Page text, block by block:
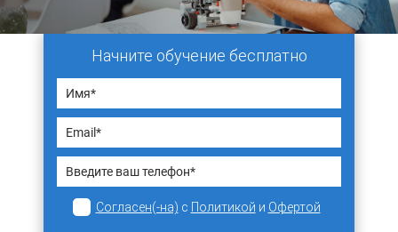
Начните обучение бесплатно
Согласен(-на) с Политикой и Офертой